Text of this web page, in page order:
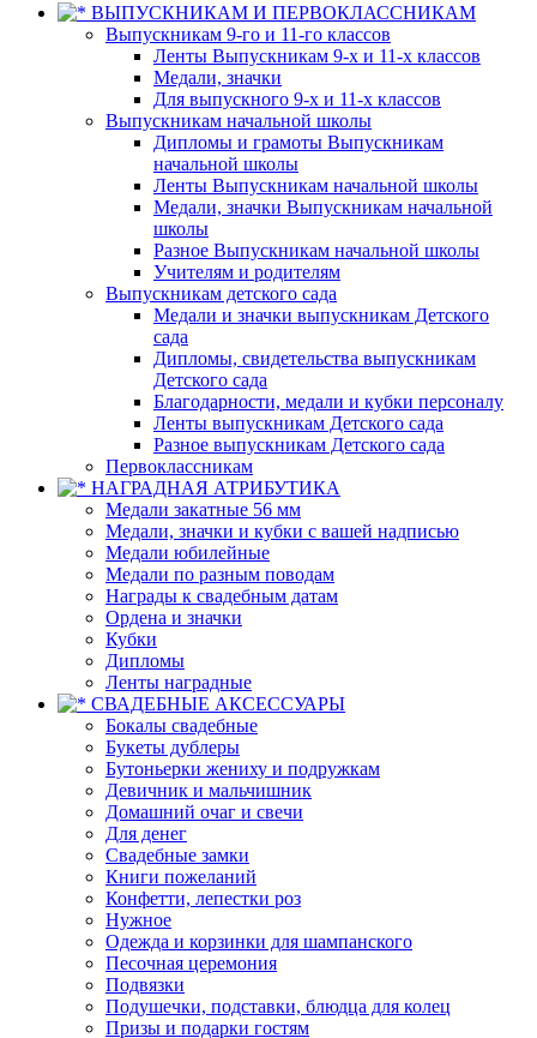
ВЫПУСКНИКАМ И ПЕРВОКЛАССНИКАМ
Выпускникам 9-го и 11-го классов
Ленты Выпускникам 9-х и 11-х классов
Медали, значки
Для выпускного 9-х и 11-х классов
Выпускникам начальной школы
Дипломы и грамоты Выпускникам
начальной школы
Ленты Выпускникам начальной школы
Медали, значки Выпускникам начальной
школы
Разное Выпускникам начальной школы
Учителям и родителям
Выпускникам детского сада
Медали и значки выпускникам Детского
сада
Дипломы, свидетельства выпускникам
Детского сада
Благодарности, медали и кубки персоналу
Ленты выпускникам Детского сада
Разное выпускникам Детского сада
Первоклассникам
НАГРАДНАЯ АТРИБУТИКА
Медали закатные 56 мм
Медали, значки и кубки с вашей надписью
Медали юбилейные
Медали по разным поводам
Награды к свадебным датам
Ордена и значки
Кубки
Дипломы
Ленты наградные
СВАДЕБНЫЕ АКСЕССУАРЫ
Бокалы свадебные
Букеты дублеры
Бутоньерки жениху и подружкам
Девичник и мальчишник
Домашний очаг и свечи
Для денег
Свадебные замки
Книги пожеланий
Конфетти, лепестки роз
Нужное
Одежда и корзинки для шампанского
Песочная церемония
Подвязки
Подушечки, подставки, блюдца для колец
Призы и подарки гостям